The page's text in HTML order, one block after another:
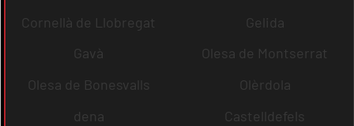
Cornellà de Llobregat
Gelida
Gavà
Olesa de Montserrat
Olesa de Bonesvalls
Olèrdola
dena
Castelldefels